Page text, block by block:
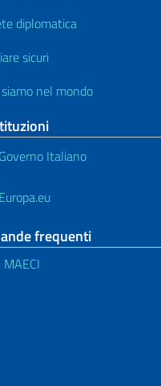
diplomatica
sicuri
nel mondo
Governo Italiano
Europa.eu
frequenti